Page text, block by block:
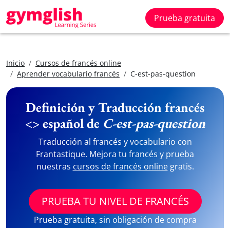
Prueba gratuita
Inicio
Cursos de francés online
Aprender vocabulario francés
C-est-pas-question
Definición y Traducción francés
<> español de C-est-pas-question
Traducción al francés y vocabulario con
Frantastique. Mejora tu francés y prueba
nuestras cursos de francés onlinegratis.
PRUEBA TU NIVEL DE FRANCÉS
Prueba gratuita, sin obligación de compra